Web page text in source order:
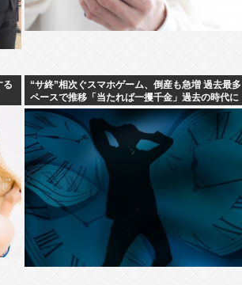
る
“サ終”相次ぐスマホゲーム、倒産も急増 過去最多
ペースで推移「当たれば一攫千金」過去の時代に